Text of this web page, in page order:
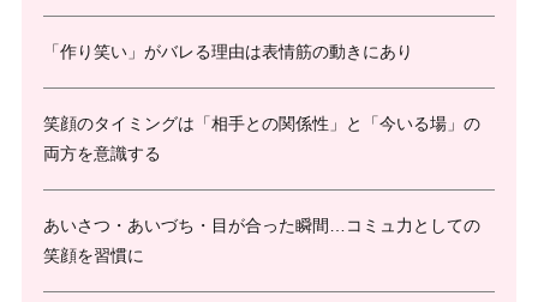
「作り笑い」がバレる理由は表情筋の動きにあり
笑顔のタイミングは「相手との関係性」と「今いる場」の
両方を意識する
あいさつ・あいづち・目が合った瞬間…コミュ力としての
笑顔を習慣に